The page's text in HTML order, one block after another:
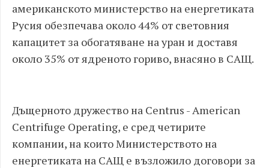
американското министерство на енергетиката
Русия обезпечава около 44% от световния
капацитет за обогатяване на уран и доставя
около 35% от ядреното гориво, внасяно в САЩ.
Дъщерното дружество на Centrus - American
Centrifuge Operating, е сред четирите
компании, на които Министерството на
енергетиката на САЩ е възложило договори за